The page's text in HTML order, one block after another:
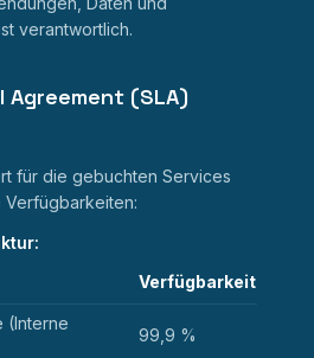
verantwortlich.
Agreement (SLA)
für die gebuchten Services
Verfügbarkeit
(Interne
99,9 %